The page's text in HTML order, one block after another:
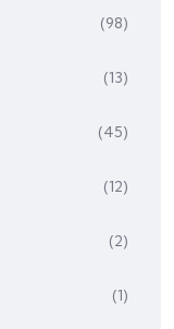
(98)
(13)
(45)
(12)
(2)
(1)